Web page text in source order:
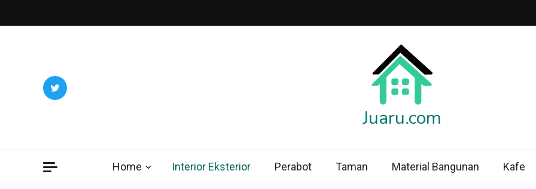
to
Juaru.com
Home Interior Eksterior Perabot Taman Material Bangunan Kafe